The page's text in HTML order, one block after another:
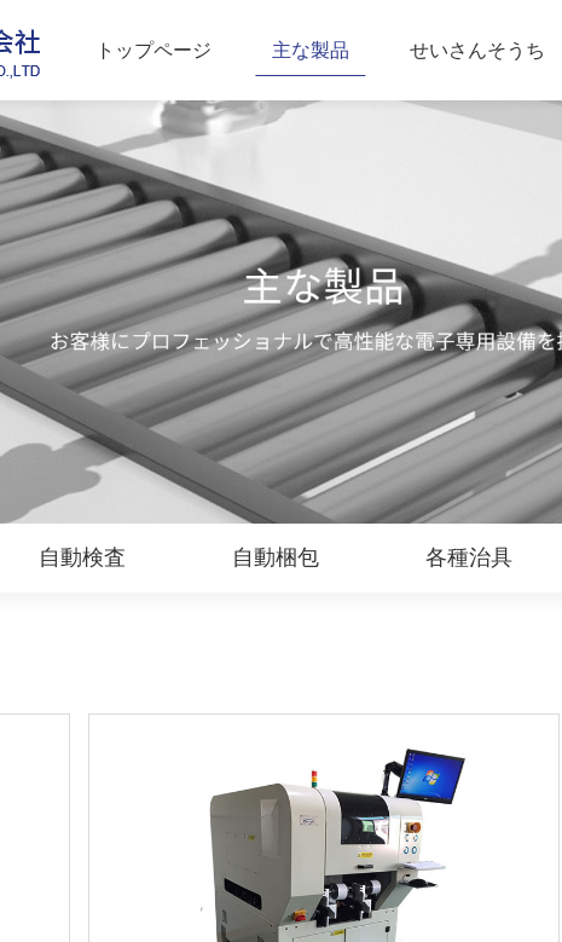
トップページ 主な製品 せいさんそうち
自動検査 自動梱包 各種治具